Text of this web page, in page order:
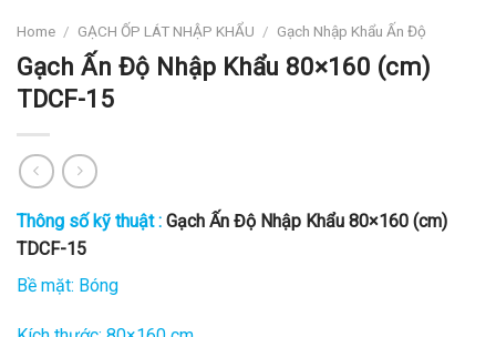
Home / GẠCH ỐP LÁT NHẬP KHẨU / Gạch Nhập Khẩu Ấn Độ
Gạch Ấn Độ Nhập Khẩu 80×160 (cm)
TDCF-15
Thông số kỹ thuật : Gạch Ấn Độ Nhập Khẩu 80×160 (cm)
TDCF-15
Bề mặt: Bóng